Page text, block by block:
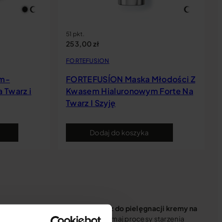
Twarz i
51 pkt.
253,00 zł
FORTEFUSION
FORTEFUSÍON Maska Młodości Z
Kwasem Hialuronowym Forte Na
Twarz I Szyję
Dodaj do koszyka
Włącz do pielęgnacji kremy na
się skóry dojrzałej. Zatrzymaj procesy starzenia